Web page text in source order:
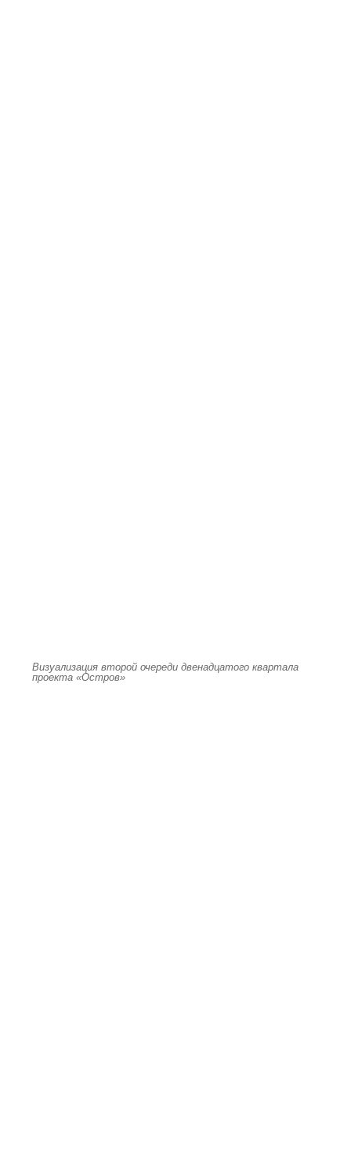
Визуализация второй очереди двенадцатого квартала
проекта «Остров»